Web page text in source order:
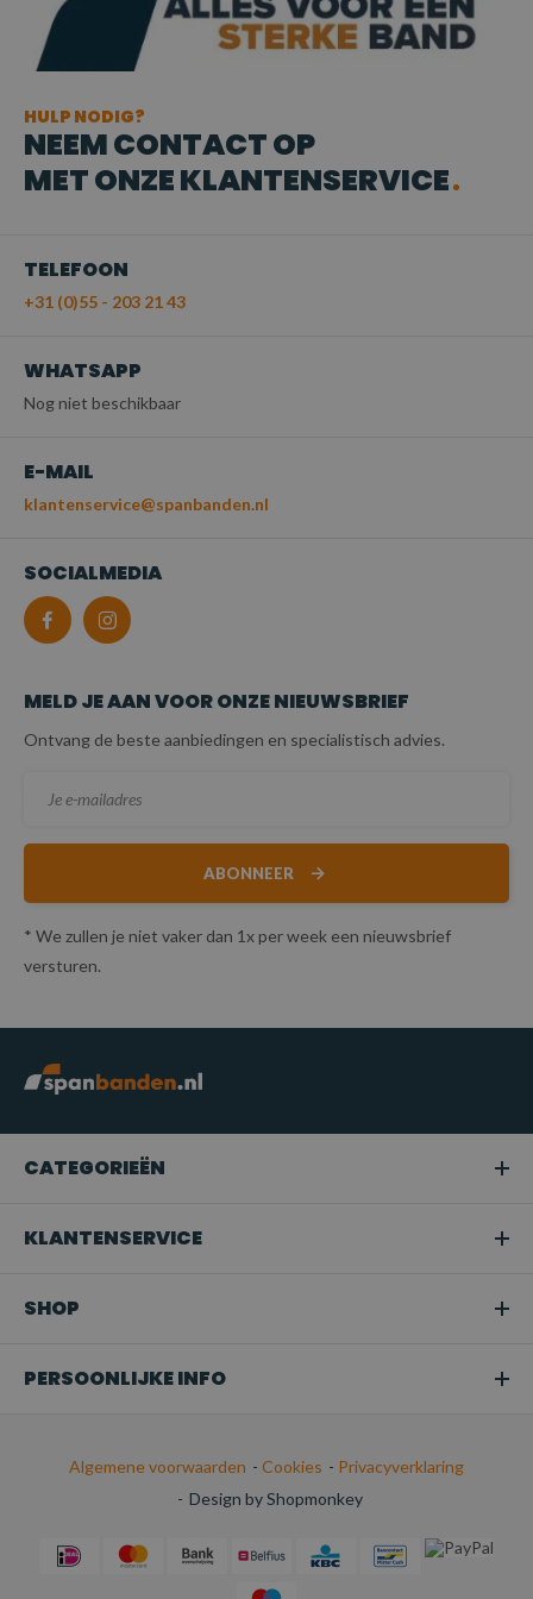
HULP NODIG?
NEEM CONTACT OP
MET ONZE KLANTENSERVICE
TELEFOON
+31 (0)55 - 203 21 43
WHATSAPP
Nog niet beschikbaar
E-MAIL
klantenservice@spanbanden.nl
SOCIALMEDIA
MELD JE AAN VOOR ONZE NIEUWSBRIEF
Ontvang de beste aanbiedingen en specialistisch advies.
ABONNEER
* We zullen je niet vaker dan 1x per week een nieuwsbrief
versturen.
CATEGORIEËN
KLANTENSERVICE
SHOP
PERSOONLIJKE INFO
Algemene voorwaarden - Cookies - Privacyverklaring
- Design by Shopmonkey